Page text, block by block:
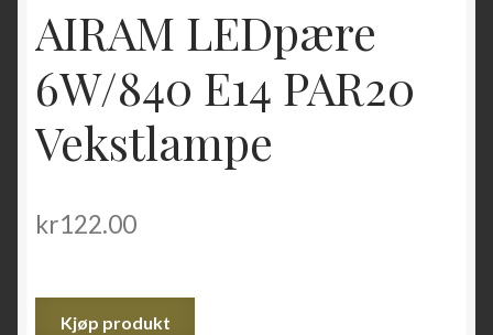
AIRAM LEDpære
6W/840 E14 PAR20
Vekstlampe
kr122.00
Kjøp produkt